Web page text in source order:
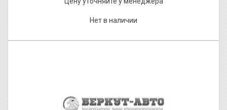
Нет в наличии